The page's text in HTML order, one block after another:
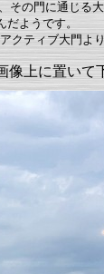
その門に通じる
だようです。
クティブ大門よ
像上に置いて